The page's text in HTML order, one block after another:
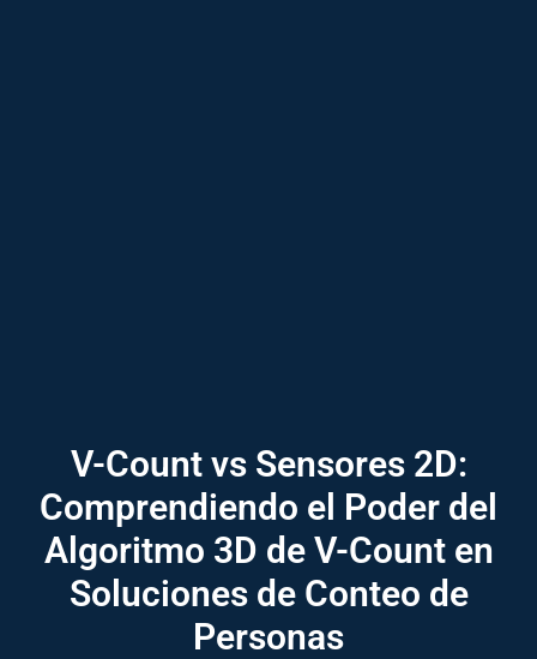
V-Count vs Sensores 2D:
Comprendiendo el Poder del
Algoritmo 3D de V-Count en
Soluciones de Conteo de
Personas